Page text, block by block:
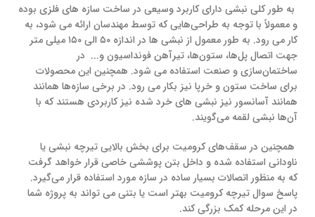
به ‌طور کلی نبشی دارای کاربرد وسیعی در ساخت سازه‌ های فلزی بوده
و معمولاً با توجه به طراحی‌هایی که توسط مهندسان ارائه می ‌شود، به
کار می ‌رود. به طور معمول از نبشی ها در اندازه ۵۰ الی ۱۵۰ میلی ‌متر
جهت اتصال پل‌ها، ستون‌ها، تیرآهن فونداسیون و... در
ساختمان‌سازی و صنعت استفاده می ‌شود. همچنین این محصولات
برای ساخت ستون و خرپا نیز بکار می ‌رود. در برخی سازه‌ها همانند
همانند آسانسور نیز نبشی های خرد شده نیز کاربردی هستند که با
آن‌ها نبشی لقمه می‌گویند.
همچنین در سقف‌های کرومیت برای بخش بالایی تیرچه نبشی یا
ناودانی استفاده ‌شده و داخل بتن پوششی خاصی قرار خواهد گرفت
که به‌ منظور اتصالات بسیار ساده در سازه مورد استفاده قرار می‌گیرد.
پاسخ سوال تیرچه کرومیت بهتر است یا بتنی می تواند به پروژه شما
در این مرحله کمک بزرگی کند.